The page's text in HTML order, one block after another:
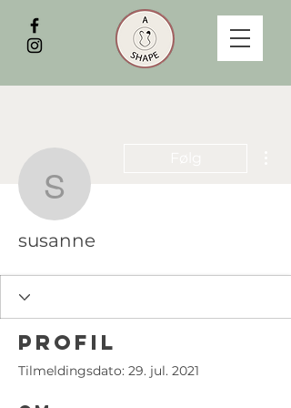
susanne
susanne
Profil
Tilmeldingsdato: 29. jul. 2021